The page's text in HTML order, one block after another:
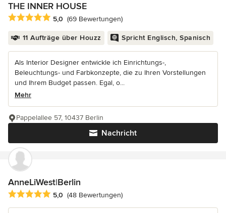
THE INNER HOUSE
Durchschnittliche Bewertung: 5 von 5 Sternen
5,0 (69 Bewertungen)
11 Aufträge über Houzz Spricht Englisch, Spanisch
Als Interior Designer entwickle ich Einrichtungs-,
Beleuchtungs- und Farbkonzepte, die zu Ihren Vorstellungen
und Ihrem Budget passen. Egal, o...
Mehr
Nachricht
Pappelallee 57, 10437 Berlin
AnneLiWest|Berlin
Durchschnittliche Bewertung: 5 von 5 Sternen
5,0 (48 Bewertungen)